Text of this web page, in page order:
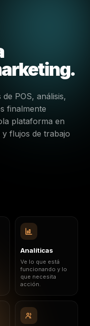
POS, análisis,
finalmente
plataforma en
flujos de trabajo
Analíticas
Ve lo que está
funcionando y lo
que necesita
acción.